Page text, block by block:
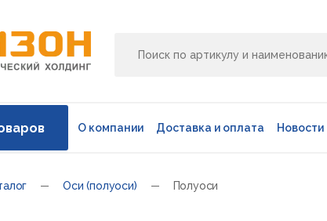
О компании Доставка и оплата Новости
Оси (полуоси) Полуоси